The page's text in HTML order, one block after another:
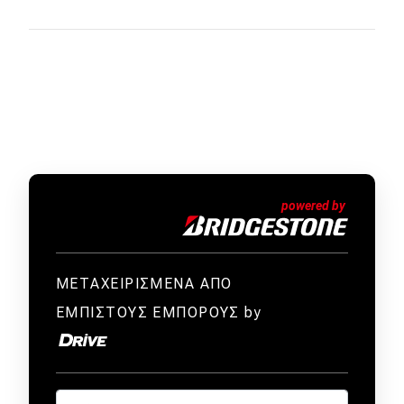
ΜΕΤΑΧΕΙΡΙΣΜΕΝΑ ΑΠΟ
ΕΜΠΙΣΤΟΥΣ ΕΜΠΟΡΟΥΣ by